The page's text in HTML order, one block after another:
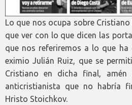
Lo que nos ocupa sobre
que ver con lo que dicen las
que nos referiremos a lo que
eximio Julián Ruiz, que se
Cristiano en dicha final,
anticristianista que no habría
Hristo Stoichkov.